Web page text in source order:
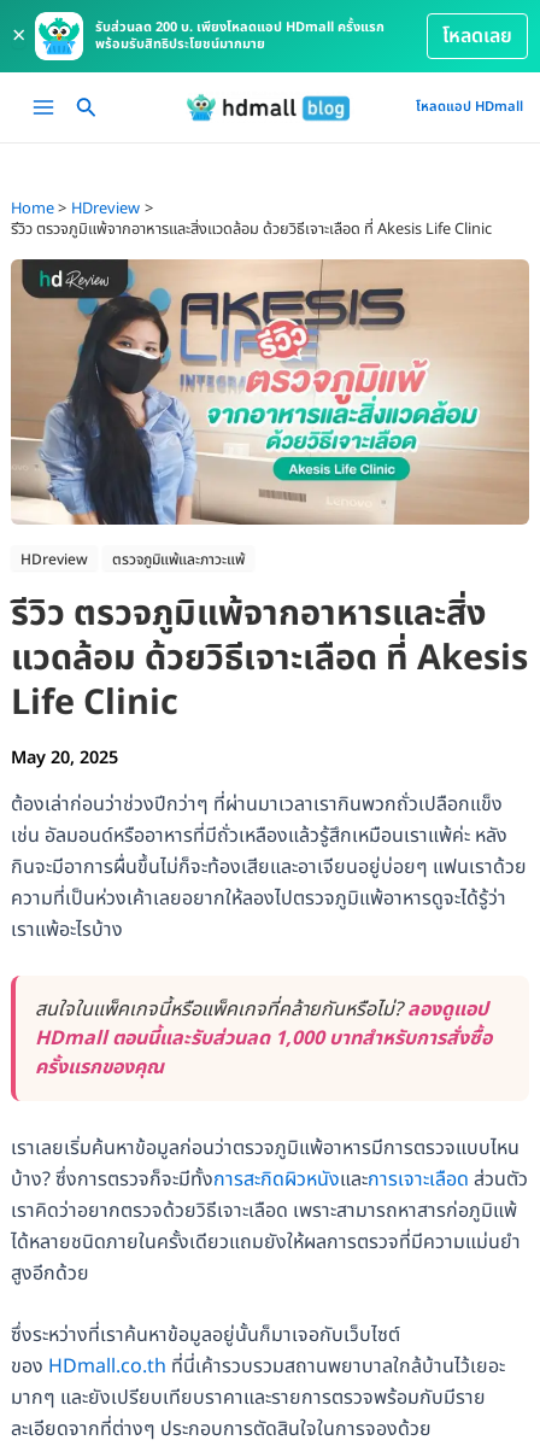
×
รับส่วนลด 200 บ. เพียงโหลดแอป HDmall ครั้งแรก
พร้อมรับสิทธิประโยชน์มากมาย
โหลดเลย
Main
โหลดแอป HDmall
Home
HDreview
รีวิว ตรวจภูมิแพ้จากอาหารและสิ่งแวดล้อม ด้วยวิธีเจาะเลือด ที่ Akesis Life Clinic
HDreview ตรวจภูมิแพ้และภาวะแพ้
รีวิว ตรวจภูมิแพ้จากอาหารและสิ่ง
แวดล้อม ด้วยวิธีเจาะเลือด ที่ Akesis
Life Clinic
May 20, 2025
ต้องเล่าก่อนว่าช่วงปีกว่าๆ ที่ผ่านมาเวลาเรากินพวกถั่วเปลือกแข็ง
เช่น อัลมอนด์หรืออาหารที่มีถั่วเหลืองแล้วรู้สึกเหมือนเราแพ้ค่ะ หลัง
กินจะมีอาการผื่นขึ้นไม่ก็จะท้องเสียและอาเจียนอยู่บ่อยๆ แฟนเราด้วย
ความที่เป็นห่วงเค้าเลยอยากให้ลองไปตรวจภูมิแพ้อาหารดูจะได้รู้ว่า
เราแพ้อะไรบ้าง
สนใจในแพ็คเกจนี้หรือแพ็คเกจที่คล้ายกันหรือไม่?ลองดูแอป
HDmall ตอนนี้และรับส่วนลด 1,000 บาทสำหรับการสั่งซื้อ
ครั้งแรกของคุณ
เราเลยเริ่มค้นหาข้อมูลก่อนว่าตรวจภูมิแพ้อาหารมีการตรวจแบบไหน
บ้าง? ซึ่งการตรวจก็จะมีทั้งการสะกิดผิวหนังและการเจาะเลือด ส่วนตัว
เราคิดว่าอยากตรวจด้วยวิธีเจาะเลือด เพราะสามารถหาสารก่อภูมิแพ้
ได้หลายชนิดภายในครั้งเดียวแถมยังให้ผลการตรวจที่มีความแม่นยำ
สูงอีกด้วย
ซึ่งระหว่างที่เราค้นหาข้อมูลอยู่นั้นก็มาเจอกับเว็บไซต์
ของ HDmall.co.th ที่นี่เค้ารวบรวมสถานพยาบาลใกล้บ้านไว้เยอะ
มากๆ และยังเปรียบเทียบราคาและรายการตรวจพร้อมกับมีราย
ละเอียดจากที่ต่างๆ ประกอบการตัดสินใจในการจองด้วย